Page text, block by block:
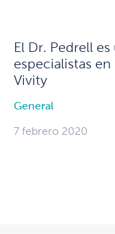
El Dr. Pedrell
especialistas
Vivity
General
7 febrero 2020